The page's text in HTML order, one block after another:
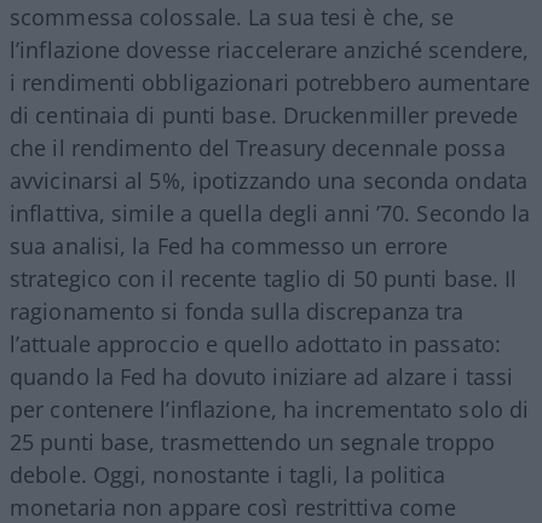
scommessa colossale. La sua tesi è che, se
l’inflazione dovesse riaccelerare anziché scendere,
i rendimenti obbligazionari potrebbero aumentare
di centinaia di punti base. Druckenmiller prevede
che il rendimento del Treasury decennale possa
avvicinarsi al 5%, ipotizzando una seconda ondata
inflattiva, simile a quella degli anni ’70. Secondo la
sua analisi, la Fed ha commesso un errore
strategico con il recente taglio di 50 punti base. Il
ragionamento si fonda sulla discrepanza tra
l’attuale approccio e quello adottato in passato:
quando la Fed ha dovuto iniziare ad alzare i tassi
per contenere l’inflazione, ha incrementato solo di
25 punti base, trasmettendo un segnale troppo
debole. Oggi, nonostante i tagli, la politica
monetaria non appare così restrittiva come